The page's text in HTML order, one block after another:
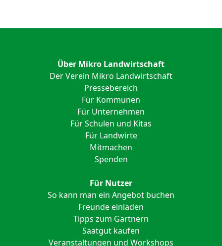
Über Mikro Landwirtschaft
Der Verein Mikro Landwirtschaft
Pressebereich
Für Kommunen
Für Unternehmen
Für Schulen und Kitas
Für Landwirte
Mitmachen
Spenden
Für Nutzer
So kann man ein Angebot buchen
Freunde einladen
Tipps zum Gärtnern
Saatgut kaufen
Veranstaltungen und Workshops